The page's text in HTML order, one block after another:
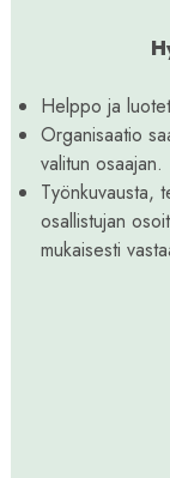
Helppo ja
Organisaatio
valitun osaajan.
Työnkuvausta,
osallistujan
mukaisesti